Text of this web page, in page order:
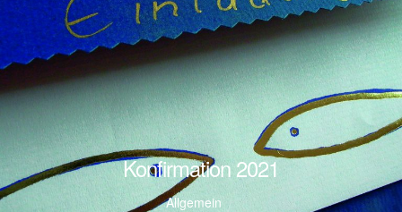
Konfirmation 2021
Allgemein